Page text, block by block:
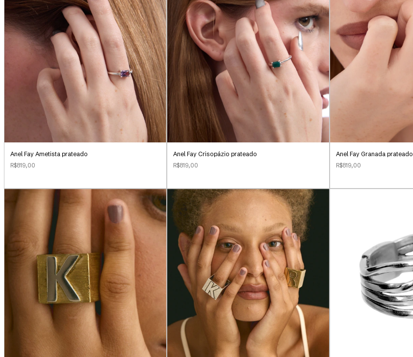
Anel Fay Ametista prateado
R$819,00
Anel Fay Crisopázio prateado
R$819,00
Anel Fay Granada prateado
R$819,00